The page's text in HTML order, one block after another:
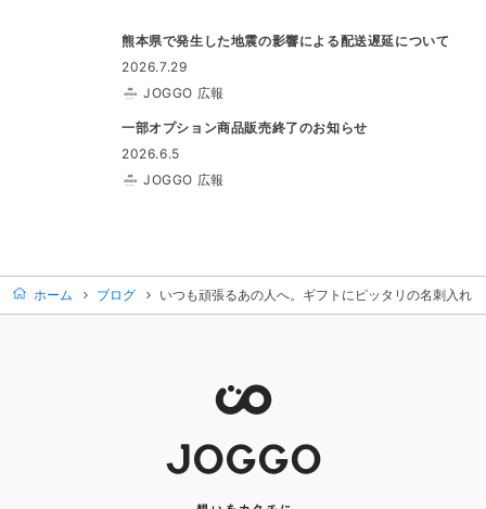
熊本県で発生した地震の影響による配送遅延について
2026.7.29
JOGGO 広報
一部オプション商品販売終了のお知らせ
2026.6.5
JOGGO 広報
ホーム ブログ いつも頑張るあの人へ。ギフトにピッタリの名刺入れ